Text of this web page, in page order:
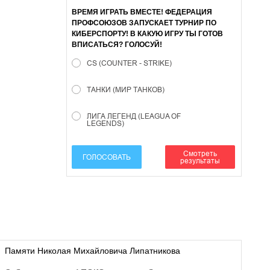
ВРЕМЯ ИГРАТЬ ВМЕСТЕ! ФЕДЕРАЦИЯ
ПРОФСОЮЗОВ ЗАПУСКАЕТ ТУРНИР ПО
КИБЕРСПОРТУ! В КАКУЮ ИГРУ ТЫ ГОТОВ
ВПИСАТЬСЯ? ГОЛОСУЙ!
CS (COUNTER - STRIKE)
ТАНКИ (МИР ТАНКОВ)
ЛИГА ЛЕГЕНД (LEAGUA OF
LEGENDS)
ГОЛОСОВАТЬ
Смотреть
результаты
Памяти Николая Михайловича Липатникова